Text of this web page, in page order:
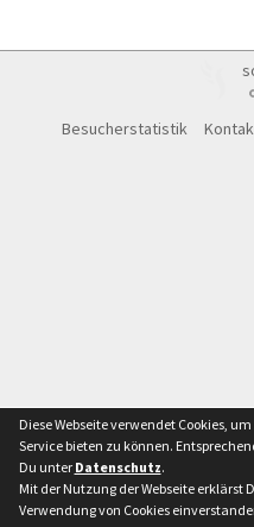
Besucherstatistik
Diese Webseite verwendet Cookies,
Service bieten zu können.
Du unter Datenschutz.
Mit der Nutzung der Webseite erklärst
Verwendung von Cookies